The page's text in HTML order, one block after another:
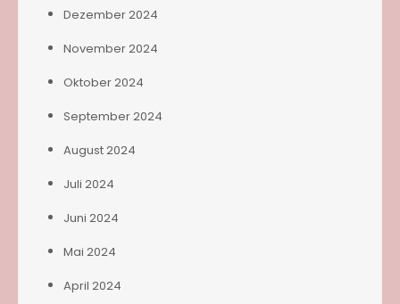
Dezember 2024
November 2024
Oktober 2024
September 2024
August 2024
Juli 2024
Juni 2024
Mai 2024
April 2024